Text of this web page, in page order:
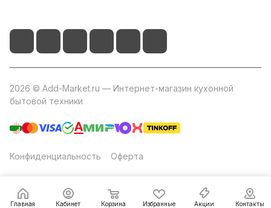
Главная Кабинет Корзина Избранные Акции Контакты
2026 © Add-Market.ru — Интернет-магазин кухонной
бытовой техники
Конфиденциальность Оферта